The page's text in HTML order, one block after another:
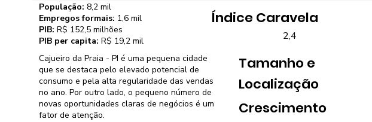
Cajueiro da Praia - PI é uma pequena cidade
que se destaca pelo elevado potencial de
consumo e pela alta regularidade das vendas
no ano. Por outro lado, o pequeno número de
novas oportunidades claras de negócios é um
fator de atenção.
Índice Caravela
2,4
Tamanho e
Localização
Crescimento
População: 8,2 mil
Empregos formais: 1,6 mil
PIB: R$ 152,5 milhões
PIB per capita: R$ 19,2 mil